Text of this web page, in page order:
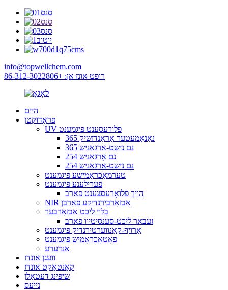
info@topwellchem.com
רופט אונז אן: +86-312-3022806
היים
פּראָדוקטן
UV פלורעסענט פּיגמענט
365 נאַנאָמעטער אָראַנדזשיק
365 נם נישט-ארגאניש
254 נם אָרגאַניש
254 נם נישט-ארגאניש
טערמאָכראָמישע פּיגמענט
פערילענע פּיגמענט
הויך פלואָרעסצענט פאַרב
NIR אַבזאָרביִרנדיקע פאַרבן
בלוי ליכט אַבזאָרבער
זעבאר ליכט-סענסיטיוו פארב
אַרויף-קאָנווערטירנדיק פּיגמענט
פאָטאָכראָמיש פּיגמענט
אַנדערע
וועגן אונדז
קאָנטאַקט אונדז
שיפּינג דעטאַלן
נייעס